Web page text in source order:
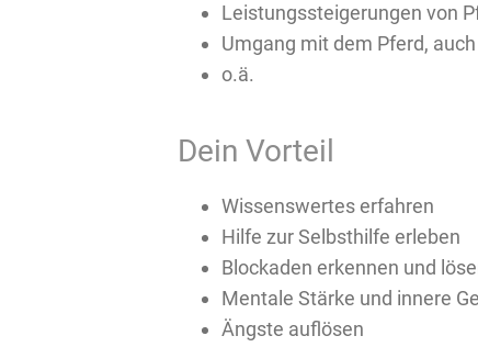
Leistungssteigerungen von
Umgang mit dem Pferd,
o.ä.
Dein Vorteil
Wissenswertes erfahren
Hilfe zur Selbsthilfe erleben
Blockaden erkennen und
Mentale Stärke und innere
Ängste auflösen